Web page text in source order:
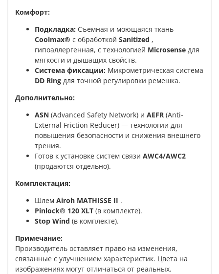
Комфорт:
Подкладка: Съемная и моющаяся ткань
Coolmax® с обработкой Sanitized ,
гипоаллергенная, с технологией Microsense для
мягкости и дышащих свойств.
Система фиксации: Микрометрическая система
DD Ring для точной регулировки ремешка.
Дополнительно:
ASN (Advanced Safety Network) и AEFR (Anti-
External Friction Reducer) — технологии для
повышения безопасности и снижения внешнего
трения.
Готов к установке систем связи AWC4/AWC2
(продаются отдельно).
Комплектация:
Шлем Airoh MATHISSE II .
Pinlock® 120 XLT (в комплекте).
Stop Wind (в комплекте).
Примечание:
Производитель оставляет право на изменения,
связанные с улучшением характеристик. Цвета на
изображениях могут отличаться от реальных.